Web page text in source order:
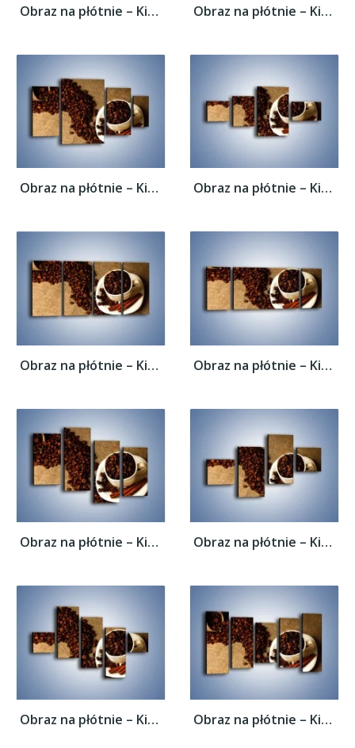
Obraz na płótnie – Kierunek w stronę kawy... Obraz na płótnie – Kierunek w stronę kawy...
Obraz na płótnie – Kierunek w stronę kawy... Obraz na płótnie – Kierunek w stronę kawy...
Obraz na płótnie – Kierunek w stronę kawy... Obraz na płótnie – Kierunek w stronę kawy...
Obraz na płótnie – Kierunek w stronę kawy... Obraz na płótnie – Kierunek w stronę kawy...
Obraz na płótnie – Kierunek w stronę kawy... Obraz na płótnie – Kierunek w stronę kawy...